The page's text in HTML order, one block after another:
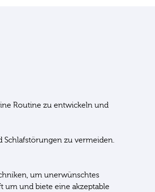
Routine zu entwickeln und
Schlafstörungen zu vermeiden.
um unerwünschtes
um und biete eine akzeptable